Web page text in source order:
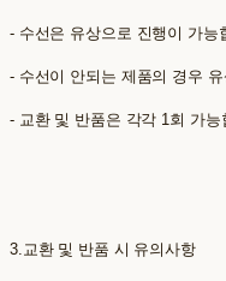
- 수선은 유상으로 진행이 가능
- 수선이 안되는 제품의 경우
- 교환 및 반품은 각각 1회 가능
3.교환 및 반품 시 유의사항